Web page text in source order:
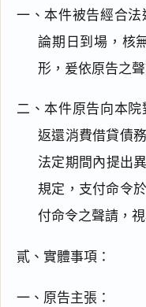
一、本件被告經合
論期日到場，核
形，爰依原告之
二、本件原告向本
返還消費借貸債
法定期間內提出
規定，支付命令
付命令之聲請，
貳、實體事項：
一、原告主張：